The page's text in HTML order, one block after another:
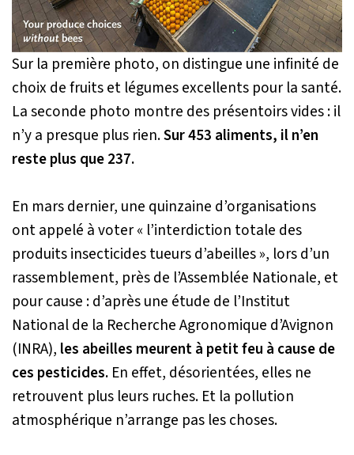
Sur la première photo, on distingue une infinité de
choix de fruits et légumes excellents pour la santé.
La seconde photo montre des présentoirs vides : il
n’y a presque plus rien.Sur 453 aliments, il n’en
reste plus que 237.
En mars dernier, une quinzaine d’organisations
ont appelé à voter« l’interdiction totale des
produits insecticides tueurs d’abeilles », lors d’un
rassemblement, près de l’Assemblée Nationale, et
pour cause : d’après une étude de l’Institut
National de la Recherche Agronomique d’Avignon
(INRA), les abeilles meurent à petit feu à cause de
ces pesticides. En effet, désorientées, elles ne
retrouvent plus leurs ruches. Et la pollution
atmosphérique n’arrange pas les choses.